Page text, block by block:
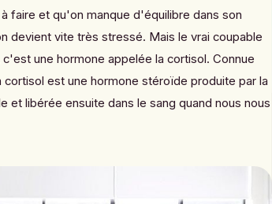
faire et qu'on manque d'équilibre dans son
devient vite très stressé. Mais le vrai coupable
une hormone appelée la cortisol. Connue
cortisol est une hormone stéroïde produite par la
et libérée ensuite dans le sang quand nous nous